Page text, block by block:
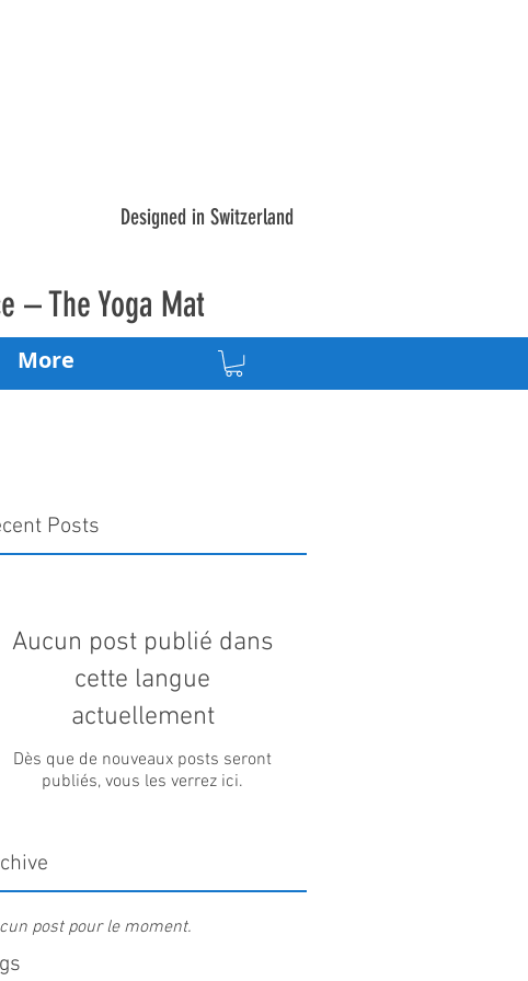
Designed in Switzerland
– The Yoga Mat
More
Posts
Aucun post publié dans
cette langue
actuellement
Dès que de nouveaux posts seront
publiés, vous les verrez ici.
post pour le moment.